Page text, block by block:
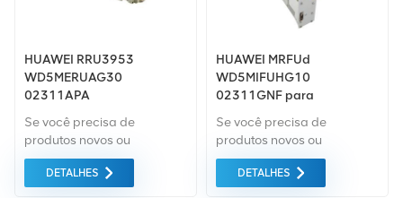
HUAWEI RRU3953
WD5MERUAG30
02311APA
Se você precisa de
produtos novos ou
renovados, leva em
consideração garantia
DETALHES
HUAWEI MRFUd
WD5MIFUHG10
02311GNF para
Se você precisa de
produtos novos ou
renovados, leva em
consideração garantia
DETALHES